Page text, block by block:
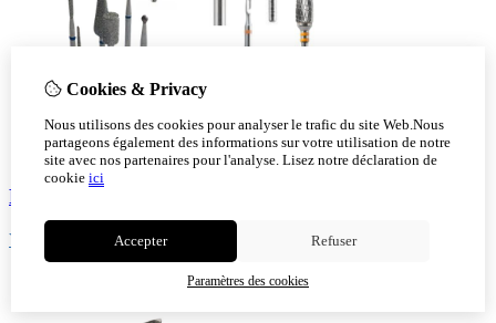
Fraises
Voir!
Cookies & Privacy
Nous utilisons des cookies pour analyser le trafic du site Web.Nous
partageons également des informations sur votre utilisation de notre
site avec nos partenaires pour l'analyse. Lisez notre déclaration de
cookie ici
Accepter Refuser
Paramètres des cookies